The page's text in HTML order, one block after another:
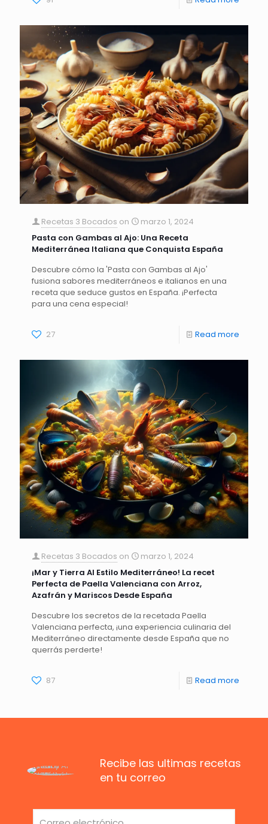
Recetas 3 Bocados on
marzo 1, 2024
Pasta con Gambas al Ajo: Una Receta
Mediterránea Italiana que Conquista España
Descubre cómo la 'Pasta con Gambas al Ajo'
fusiona sabores mediterráneos e italianos en una
receta que seduce gustos en España. ¡Perfecta
para una cena especial!
27 Read more
Recetas 3 Bocados on
marzo 1, 2024
¡Mar y Tierra Al Estilo Mediterráneo! La recet
Perfecta de Paella Valenciana con Arroz,
Azafrán y Mariscos Desde España
Descubre los secretos de la recetada Paella
Valenciana perfecta, ¡una experiencia culinaria del
Mediterráneo directamente desde España que no
querrás perderte!
87 Read more
Recibe las ultimas recetas
en tu correo